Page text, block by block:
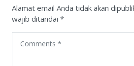
Alamat email Anda tidak akan
wajib ditandai *